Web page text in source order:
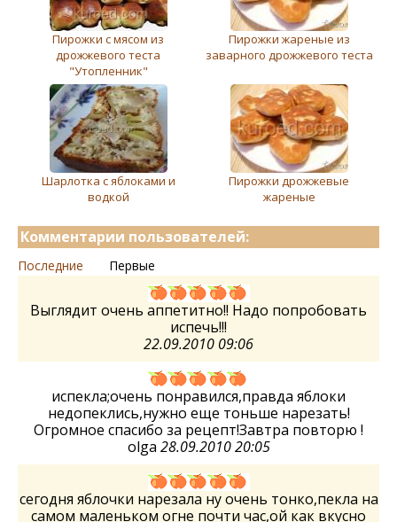
Пирожки с мясом из
дрожжевого теста
"Утопленник"
Пирожки жареные из
заварного дрожжевого теста
Шарлотка с яблоками и
водкой
Пирожки дрожжевые
жареные
Комментарии пользователей:
Последние Первые
Выглядит очень аппетитно!! Надо попробовать
испечь!!!
22.09.2010 09:06
испекла;очень понравился,правда яблоки
недопеклись,нужно еще тоньше нарезать!
Огромное спасибо за рецепт!Завтра повторю !
olga 28.09.2010 20:05
сегодня яблочки нарезала ну очень тонко,пекла на
самом маленьком огне почти час,ой как вкусно